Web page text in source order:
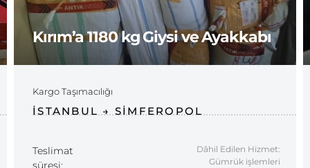
Kırım’a 1180 kg Giysi ve Ayakkabı
Kargo Taşımacılığı
İSTANBUL → SIMFEROPOL
Teslimat
süresi:
Dâhil Edilen Hizmet:
Gümrük işlemleri